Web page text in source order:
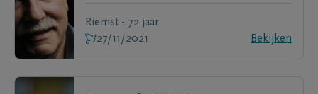
Riemst - 72 jaar
27/11/2021
Bekijken